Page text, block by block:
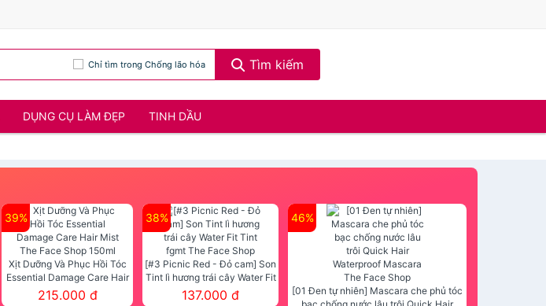
Chỉ tìm trong Chống lão hóa Tìm kiếm
DỤNG CỤ LÀM ĐẸP TINH DẦU
39%
Xịt Dưỡng Và Phục Hồi Tóc
Essential Damage Care Hair
Mist The Face Shop 150ml
215.000 đ
38%
[#3 Picnic Red - Đỏ cam] Son
Tint lì hương trái cây Water Fit
Tint fgmt The Face Shop
137.000 đ
46%
[01 Đen tự nhiên] Mascara che phủ tóc